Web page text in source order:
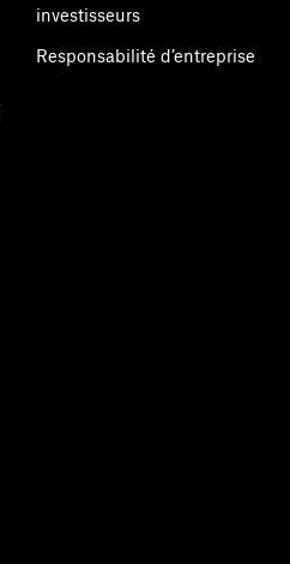
investisseurs
Responsabilité d’entreprise